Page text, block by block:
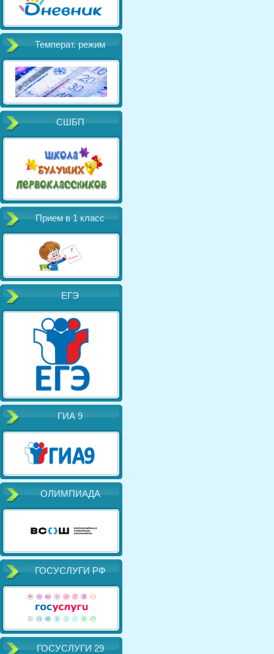
Температ. режим
СШБП
Прием в 1 класс
ЕГЭ
ГИА 9
ОЛИМПИАДА
ГОСУСЛУГИ РФ
ГОСУСЛУГИ 29